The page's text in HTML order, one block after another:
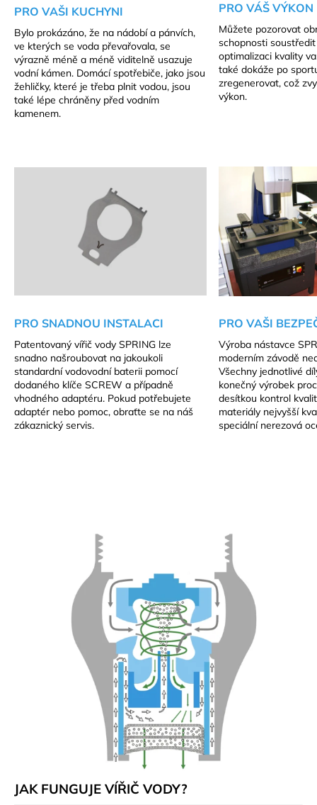
PRO VAŠI KUCHYNI
Bylo prokázáno, že na nádobí a pánvích,
ve kterých se voda převařovala, se
výrazně méně a méně viditelně usazuje
vodní kámen. Domácí spotřebiče, jako jsou
žehličky, které je třeba plnit vodou, jsou
také lépe chráněny před vodním
kamenem.
PRO VÁŠ VÝKON
Můžete pozorovat
schopnosti
optimalizaci kvality
také dokáže po
zregenerovat, což
výkon.
PRO SNADNOU INSTALACI
Patentovaný vířič vody SPRING lze
snadno našroubovat na jakoukoli
standardní vodovodní baterii pomocí
dodaného klíče SCREW a případně
vhodného adaptéru. Pokud potřebujete
adaptér nebo pomoc, obraťte se na náš
zákaznický servis.
PRO VAŠI
Výroba nástavce
moderním závodě
Všechny jednotlivé
konečný výrobek
desítkou kontrol
materiály nejvyšší
speciální nerezová
JAK FUNGUJE VÍŘIČ VODY?